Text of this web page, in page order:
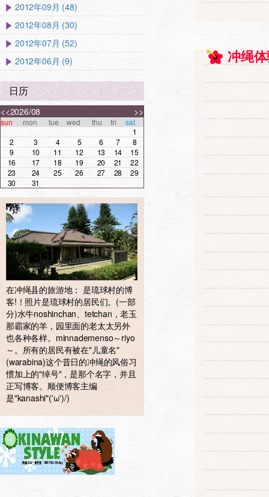
冲绳
2012年09月 (48)
2012年08月 (30)
2012年07月 (52)
2012年06月 (9)
日历
<< >>
2026/08
sun mon tue wed thu fri
sat
1
2
3 4 5 6 7
8
9
10 11 12 13 14
15
16
17 18 19 20 21
22
23
24 25 26 27 28
29
30
31
在冲绳县的旅游地： 是琉球村的博
客!！照片是琉球村的居民们。(一部
分)水牛noshinchan、tetchan，老玉
那霸家的羊，园里面的老太太另外
也各种各样。minnademenso～riyo
～。所有的居民有被在"儿童名"
(warabina)这个昔日的冲绳的风俗习
惯加上的"绰号"，是那个名字，并且
正写博客。顺便博客主编
是"kanashi"('ω')/)